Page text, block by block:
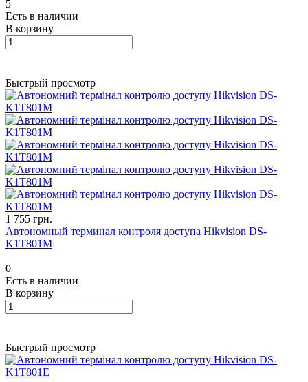
5
Есть в наличии
В корзину
Быстрый просмотр
1 755 грн.
Автономный терминал контроля доступа Hikvision DS-
K1T801M
0
Есть в наличии
В корзину
Быстрый просмотр